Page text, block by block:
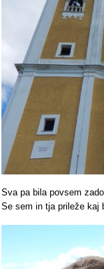
Sva pa bila povsem
Se sem in tja prileže kaj